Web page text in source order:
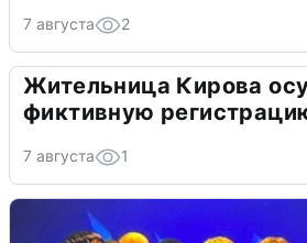
7 августа 2
Жительница Кирова
фиктивную
7 августа 1